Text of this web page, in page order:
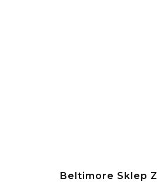
Beltimore Sklep Z